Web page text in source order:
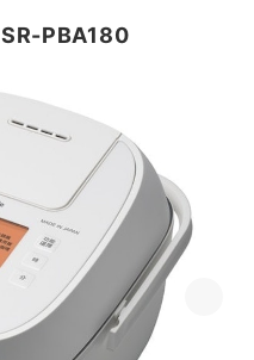
SR-PBA180